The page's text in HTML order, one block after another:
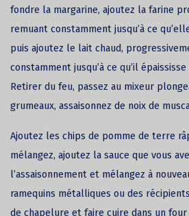
fondre la margarine, ajoutez la farine
remuant constamment jusqu’à ce
puis ajoutez le lait chaud,
constamment jusqu’à ce qu’il
Retirer du feu, passez au mixeur
grumeaux, assaisonnez de noix de
Ajoutez les chips de pomme de terre
mélangez, ajoutez la sauce que vous
l’assaisonnement et mélangez à
ramequins métalliques ou des
de chapelure et faire cuire dans un four